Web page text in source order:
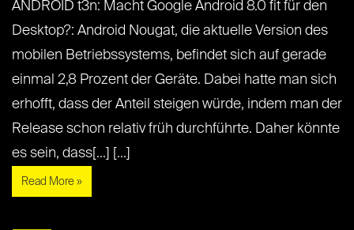
ANDROID t3n: Macht Google Android 8.0 fit für den
Desktop?: Android Nougat, die aktuelle Version des
mobilen Betriebssystems, befindet sich auf gerade
einmal 2,8 Prozent der Geräte. Dabei hatte man sich
erhofft, dass der Anteil steigen würde, indem man der
Release schon relativ früh durchführte. Daher könnte
es sein, dass[...] [...]
Read More »